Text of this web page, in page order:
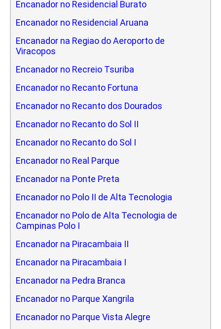
Encanador no Residencial Burato
Encanador no Residencial Aruana
Encanador na Regiao do Aeroporto de
Viracopos
Encanador no Recreio Tsuriba
Encanador no Recanto Fortuna
Encanador no Recanto dos Dourados
Encanador no Recanto do Sol II
Encanador no Recanto do Sol I
Encanador no Real Parque
Encanador na Ponte Preta
Encanador no Polo II de Alta Tecnologia
Encanador no Polo de Alta Tecnologia de
Campinas Polo I
Encanador na Piracambaia II
Encanador na Piracambaia I
Encanador na Pedra Branca
Encanador no Parque Xangrila
Encanador no Parque Vista Alegre